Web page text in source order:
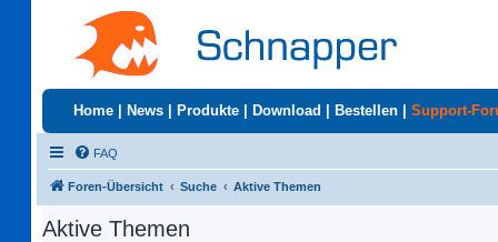
Home News Produkte Download Bestellen Support-
FAQ
Foren-Übersicht Suche Aktive Themen
Aktive Themen